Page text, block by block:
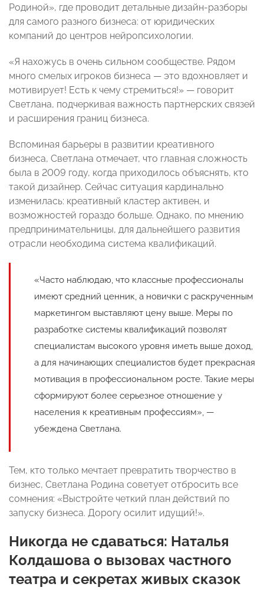
Родиной», где проводит детальные дизайн-разборы
для самого разного бизнеса: от юридических
компаний до центров нейропсихологии.
«Я нахожусь в очень сильном сообществе. Рядом
много смелых игроков бизнеса — это вдохновляет и
мотивирует! Есть к чему стремиться!» — говорит
Светлана, подчеркивая важность партнерских связей
и расширения границ бизнеса.
Вспоминая барьеры в развитии креативного
бизнеса, Светлана отмечает, что главная сложность
была в 2009 году, когда приходилось объяснять, кто
такой дизайнер. Сейчас ситуация кардинально
изменилась: креативный кластер активен, и
возможностей гораздо больше. Однако, по мнению
предпринимательницы, для дальнейшего развития
отрасли необходима система квалификаций.
«Часто наблюдаю, что классные профессионалы
имеют средний ценник, а новички с раскрученным
маркетингом выставляют цену выше. Меры по
разработке системы квалификаций позволят
специалистам высокого уровня иметь выше доход,
а для начинающих специалистов будет прекрасная
мотивация в профессиональном росте. Такие меры
сформируют более серьезное отношение у
населения к креативным профессиям», —
убеждена Светлана.
Тем, кто только мечтает превратить творчество в
бизнес, Светлана Родина советует отбросить все
сомнения: «Выстройте четкий план действий по
запуску бизнеса. Дорогу осилит идущий!».
Никогда не сдаваться: Наталья
Колдашова о вызовах частного
театра и секретах живых сказок